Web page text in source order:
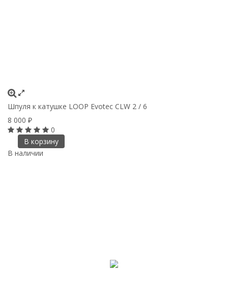
Шпуля к катушке LOOP Evotec CLW 2 / 6
8 000 ₽
0
В корзину
В наличии